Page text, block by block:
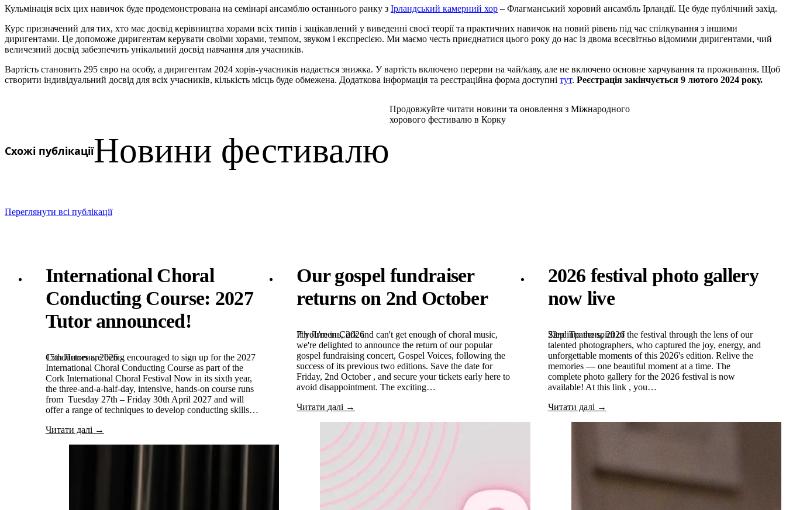
Кульмінація всіх цих навичок буде продемонстрована на семінарі ансамблю останнього ранку з Ірландський камерний хор – Флагманський хоровий ансамбль Ірландії. Це буде публічний захід.
Курс призначений для тих, хто має досвід керівництва хорами всіх типів і зацікавлений у виведенні своєї теорії та практичних навичок на новий рівень під час спілкування з іншими
диригентами. Це допоможе диригентам керувати своїми хорами, темпом, звуком і експресією. Ми маємо честь приєднатися цього року до нас із двома всесвітньо відомими диригентами, чий
величезний досвід забезпечить унікальний досвід навчання для учасників.
Вартість становить 295 євро на особу, а диригентам 2024 хорів-учасників надається знижка. У вартість включено перерви на чай/каву, але не включено основне харчування та проживання. Щоб
створити індивідуальний досвід для всіх учасників, кількість місць буде обмежена. Додаткова інформація та реєстраційна форма доступні тут. Реєстрація закінчується 9 лютого 2024 року.
Схожі публікаціїНовини фестивалю
Продовжуйте читати новини та оновлення з Міжнародного
хорового фестивалю в Корку
Переглянути всі публікації
International Choral
Conducting Course: 2027
Tutor announced!
15th Липень, 2026
Conductors are being encouraged to sign up for the 2027
International Choral Conducting Course as part of the
Cork International Choral Festival Now in its sixth year,
the three-and-a-half-day, intensive, hands-on course runs
from Tuesday 27th – Friday 30th April 2027 and will
offer a range of techniques to develop conducting skills…
Читати далі →
Our gospel fundraiser
returns on 2nd October
7th Липень, 2026
If you're in Cork and can't get enough of choral music,
we're delighted to announce the return of our popular
gospel fundraising concert, Gospel Voices, following the
success of its previous two editions. Save the date for
Friday, 2nd October , and secure your tickets early here to
avoid disappointment. The exciting…
Читати далі →
2026 festival photo gallery
now live
22nd Травень, 2026
Step into the spirit of the festival through the lens of our
talented photographers, who captured the joy, energy, and
unforgettable moments of this 2026's edition. Relive the
memories — one beautiful moment at a time. The
complete photo gallery for the 2026 festival is now
available! At this link , you…
Читати далі →